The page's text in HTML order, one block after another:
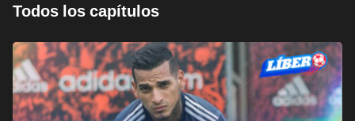
Todos los capítulos